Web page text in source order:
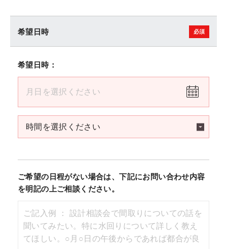
希望日時
希望日時：
ご希望の日程がない場合は、下記にお問い合わせ内容
を明記の上ご相談ください。